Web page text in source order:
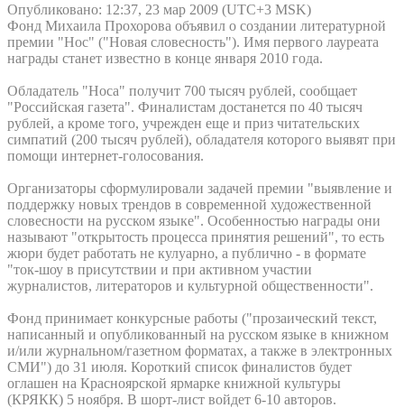
Опубликовано: 12:37, 23 мар 2009 (UTC+3 MSK)
Фонд Михаила Прохорова объявил о создании литературной
премии "Нос" ("Новая словесность"). Имя первого лауреата
награды станет известно в конце января 2010 года.
Обладатель "Носа" получит 700 тысяч рублей, сообщает
"Российская газета". Финалистам достанется по 40 тысяч
рублей, а кроме того, учрежден еще и приз читательских
симпатий (200 тысяч рублей), обладателя которого выявят при
помощи интернет-голосования.
Организаторы сформулировали задачей премии "выявление и
поддержку новых трендов в современной художественной
словесности на русском языке". Особенностью награды они
называют "открытость процесса принятия решений", то есть
жюри будет работать не кулуарно, а публично - в формате
"ток-шоу в присутствии и при активном участии
журналистов, литераторов и культурной общественности".
Фонд принимает конкурсные работы ("прозаический текст,
написанный и опубликованный на русском языке в книжном
и/или журнальном/газетном форматах, а также в электронных
СМИ") до 31 июля. Короткий список финалистов будет
оглашен на Красноярской ярмарке книжной культуры
(КРЯКК) 5 ноября. В шорт-лист войдет 6-10 авторов.